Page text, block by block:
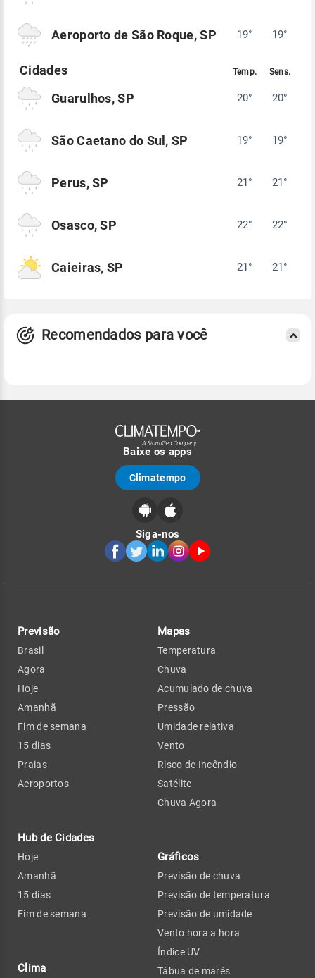
Aeroporto de São Roque, SP 19° 19°
Guarulhos, SP 20° 20°
São Caetano do Sul, SP 19° 19°
Perus, SP 21° 21°
Osasco, SP 22° 22°
Caieiras, SP 21° 21°
Recomendados para você
Baixe os apps
Climatempo
Siga-nos
Previsão
Brasil
Agora
Hoje
Amanhã
Fim de semana
15 dias
Praias
Aeroportos
Hub de Cidades
Hoje
Amanhã
15 dias
Fim de semana
Clima
Mapas
Temperatura
Chuva
Acumulado de chuva
Pressão
Umidade relativa
Vento
Risco de Incêndio
Satélite
Chuva Agora
Gráficos
Previsão de chuva
Previsão de temperatura
Previsão de umidade
Vento hora a hora
Índice UV
Tábua de marés